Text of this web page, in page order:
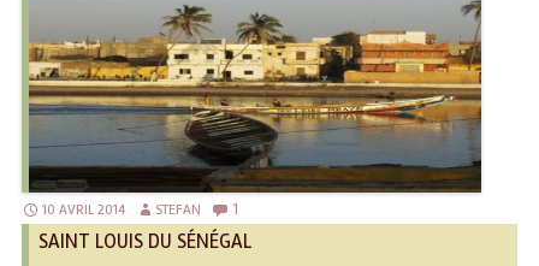
10 AVRIL 2014 STEFAN 1
SAINT LOUIS DU SÉNÉGAL